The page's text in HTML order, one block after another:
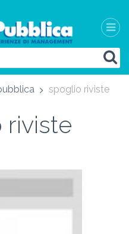
spoglio riviste
riviste